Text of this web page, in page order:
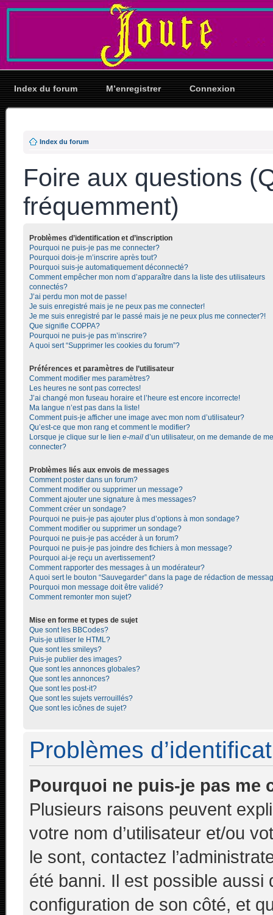
Index du forum M’enregistrer Connexion
Index du forum
Foire aux questions
fréquemment)
Problèmes d’identification et d’inscription
Pourquoi ne puis-je pas me connecter?
Pourquoi dois-je m’inscrire après tout?
Pourquoi suis-je automatiquement déconnecté?
Comment empêcher mon nom d’apparaître dans la liste des utilisateurs
connectés?
J’ai perdu mon mot de passe!
Je suis enregistré mais je ne peux pas me connecter!
Je me suis enregistré par le passé mais je ne peux plus me connecter?!
Que signifie COPPA?
Pourquoi ne puis-je pas m’inscrire?
A quoi sert “Supprimer les cookies du forum”?
Préférences et paramètres de l’utilisateur
Comment modifier mes paramètres?
Les heures ne sont pas correctes!
J’ai changé mon fuseau horaire et l’heure est encore incorrecte!
Ma langue n’est pas dans la liste!
Comment puis-je afficher une image avec mon nom d’utilisateur?
Qu’est-ce que mon rang et comment le modifier?
Lorsque je clique sur le lien e-mail d’un utilisateur, on me demande de me
connecter?
Problèmes liés aux envois de messages
Comment poster dans un forum?
Comment modifier ou supprimer un message?
Comment ajouter une signature à mes messages?
Comment créer un sondage?
Pourquoi ne puis-je pas ajouter plus d’options à mon sondage?
Comment modifier ou supprimer un sondage?
Pourquoi ne puis-je pas accéder à un forum?
Pourquoi ne puis-je pas joindre des fichiers à mon message?
Pourquoi ai-je reçu un avertissement?
Comment rapporter des messages à un modérateur?
A quoi sert le bouton “Sauvegarder” dans la page de rédaction de
Pourquoi mon message doit être validé?
Comment remonter mon sujet?
Mise en forme et types de sujet
Que sont les BBCodes?
Puis-je utiliser le HTML?
Que sont les smileys?
Puis-je publier des images?
Que sont les annonces globales?
Que sont les annonces?
Que sont les post-it?
Que sont les sujets verrouillés?
Que sont les icônes de sujet?
Problèmes
Pourquoi ne puis-je pas me
Plusieurs raisons peuvent
votre nom d’utilisateur et/ou
le sont, contactez
été banni. Il est possible aussi
configuration de son côté, et